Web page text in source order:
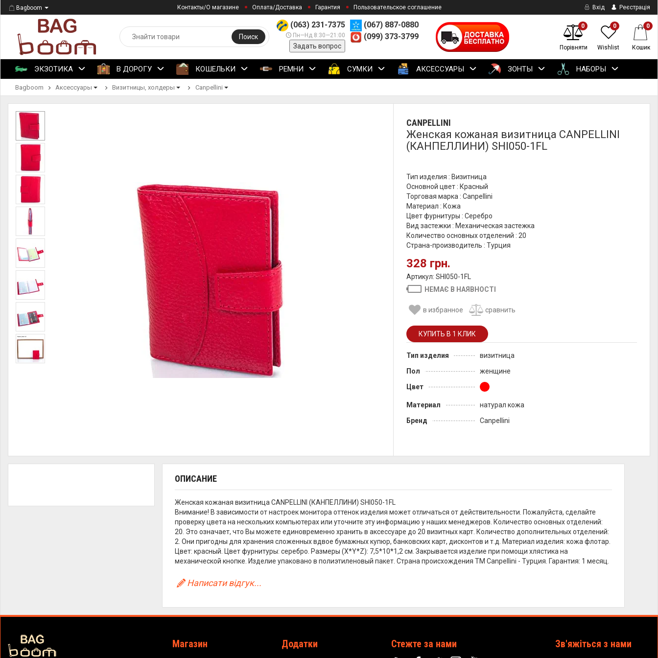
Bagboom Контакты/О магазине Оплата/Доставка Гарантия Пользовательское соглашение Вхід Реєстрація
(063) 231-7375
Пн—Нд 8:30—21:00
Задать вопрос
(067) 887-0880
(099) 373-3799
Поиск
0
Порівняти
0
Wishlist
0
Кошик
ЭКЗОТИКА В ДОРОГУ КОШЕЛЬКИ РЕМНИ СУМКИ АКСЕССУАРЫ ЗОНТЫ НАБОРЫ
Bagboom Аксессуары Визитницы, холдеры Canpellini
CANPELLINI
Женская кожаная визитница CANPELLINI
(КАНПЕЛЛИНИ) SHI050-1FL
Тип изделия : Визитница
Основной цвет : Красный
Торговая марка : Canpellini
Материал : Кожа
Цвет фурнитуры : Серебро
Вид застежки : Механическая застежка
Количество основных отделений : 20
Страна-производитель : Турция
328 грн.
Артикул: SHI050-1FL
НЕМАЄ В НАЯВНОСТІ
в избранное сравнить
Тип изделия
визитница
Пол
женщине
Цвет
Материал
натурал кожа
Бренд
Canpellini
ОПИСАНИЕ
Женская кожаная визитница CANPELLINI (КАНПЕЛЛИНИ) SHI050-1FL
Внимание! В зависимости от настроек монитора оттенок изделия может отличаться от действительности. Пожалуйста, сделайте
проверку цвета на нескольких компьютерах или уточните эту информацию у наших менеджеров. Количество основных отделений:
20. Это означает, что Вы можете единовременно хранить в аксессуаре до 20 визитных карт. Количество дополнительных отделений:
2. Они пригодны для хранения сложенных вдвое бумажных купюр, банковских карт, дисконтов и т.д. Материал изделия: кожа флотар.
Цвет: красный. Цвет фурнитуры: серебро. Размеры (X*Y*Z): 7,5*10*1,2 см. Закрывается изделие при помощи хлястика на
механической кнопке. Изделие упаковано в полиэтиленовый пакет. Страна происхождения ТМ Canpellini - Турция. Гарантия: 1 месяц.
Написати відгук...
Магазин Додатки Стежте за нами Зв'яжіться з нами